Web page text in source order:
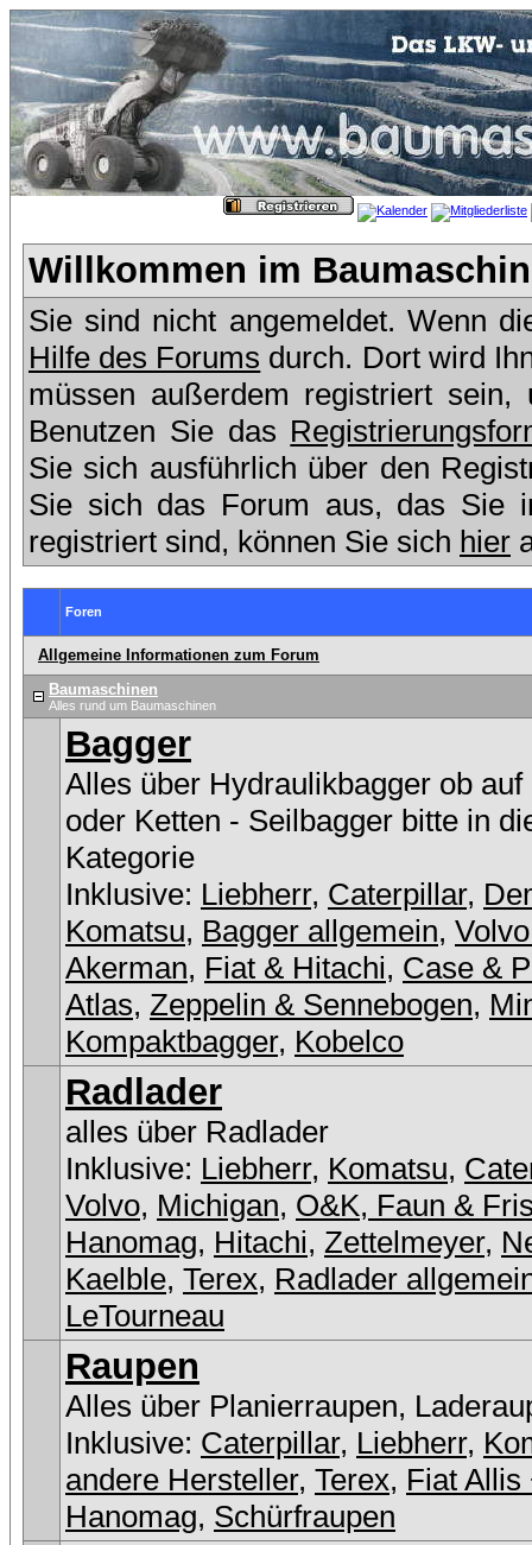
Willkommen im
Sie sind nicht angemeldet. Wenn
Hilfe des Forums durch. Dort wird
müssen außerdem registriert
Benutzen Sie das
Sie sich ausführlich über den
Sie sich das Forum aus, das Sie
registriert sind, können Sie sich hier
Foren
Allgemeine Informationen zum Forum
Baumaschinen
Alles rund um Baumaschinen
Bagger
Alles über Hydraulikbagger ob auf
oder Ketten - Seilbagger bitte in
Kategorie
Inklusive: Liebherr, Caterpillar,
Komatsu, Bagger allgemein,
Akerman, Fiat & Hitachi, Case &
Atlas, Zeppelin & Sennebogen,
Kompaktbagger, Kobelco
Radlader
alles über Radlader
Inklusive: Liebherr, Komatsu,
Volvo, Michigan, O&K, Faun &
Hanomag, Hitachi, Zettelmeyer,
Kaelble, Terex, Radlader
LeTourneau
Raupen
Alles über Planierraupen,
Inklusive: Caterpillar, Liebherr,
andere Hersteller, Terex, Fiat Allis
Hanomag, Schürfraupen